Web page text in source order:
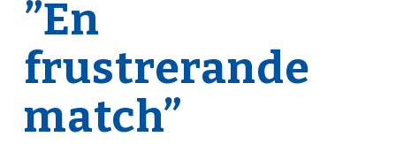
”En
frustrerande
match”